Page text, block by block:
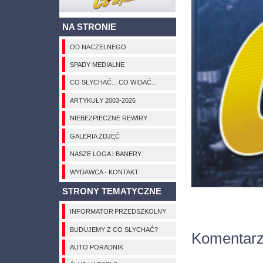
NA STRONIE
OD NACZELNEGO
SPADY MEDIALNE
CO SŁYCHAĆ... CO WIDAĆ...
ARTYKUŁY 2003-2026
NIEBEZPIECZNE REWIRY
GALERIA ZDJĘĆ
NASZE LOGA I BANERY
WYDAWCA - KONTAKT
STRONY TEMATYCZNE
INFORMATOR PRZEDSZKOLNY
BUDUJEMY Z CO SŁYCHAĆ?
AUTO PORADNIK